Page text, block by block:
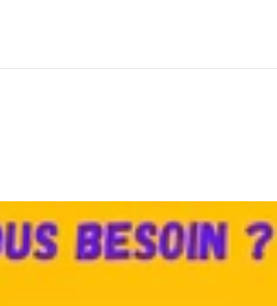
éditoriale pour booster visibilité
et vous livrer des documents